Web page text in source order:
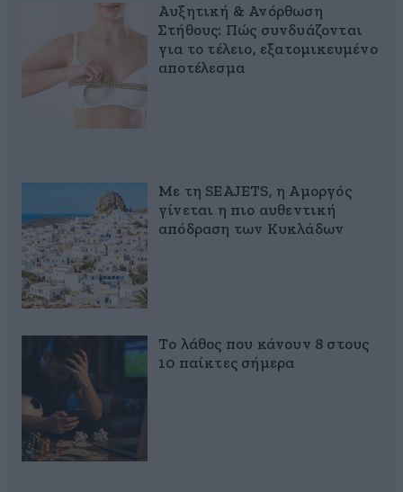
Αυξητική & Ανόρθωση
Στήθους: Πώς συνδυάζονται
για το τέλειο, εξατομικευμένο
αποτέλεσμα
Με τη SEAJETS, η Αμοργός
γίνεται η πιο αυθεντική
απόδραση των Κυκλάδων
Το λάθος που κάνουν 8 στους
10 παίκτες σήμερα